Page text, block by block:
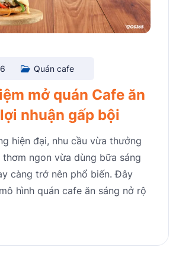
Quán cafe
mở quán Cafe ăn
nhuận gấp bội
hiện đại, nhu cầu vừa thưởng
ngon vừa dùng bữa sáng
càng trở nên phổ biến. Đây
hình quán cafe ăn sáng nở rộ